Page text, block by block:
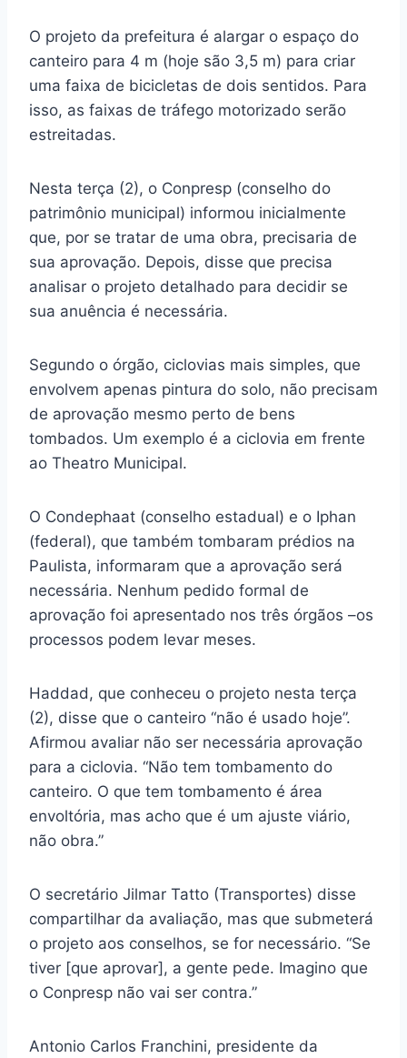
O projeto da prefeitura é alargar o espaço do
canteiro para 4 m (hoje são 3,5 m) para criar
uma faixa de bicicletas de dois sentidos. Para
isso, as faixas de tráfego motorizado serão
estreitadas.
Nesta terça (2), o Conpresp (conselho do
patrimônio municipal) informou inicialmente
que, por se tratar de uma obra, precisaria de
sua aprovação. Depois, disse que precisa
analisar o projeto detalhado para decidir se
sua anuência é necessária.
Segundo o órgão, ciclovias mais simples, que
envolvem apenas pintura do solo, não precisam
de aprovação mesmo perto de bens
tombados. Um exemplo é a ciclovia em frente
ao Theatro Municipal.
O Condephaat (conselho estadual) e o Iphan
(federal), que também tombaram prédios na
Paulista, informaram que a aprovação será
necessária. Nenhum pedido formal de
aprovação foi apresentado nos três órgãos –os
processos podem levar meses.
Haddad, que conheceu o projeto nesta terça
(2), disse que o canteiro “não é usado hoje”.
Afirmou avaliar não ser necessária aprovação
para a ciclovia. “Não tem tombamento do
canteiro. O que tem tombamento é área
envoltória, mas acho que é um ajuste viário,
não obra.”
O secretário Jilmar Tatto (Transportes) disse
compartilhar da avaliação, mas que submeterá
o projeto aos conselhos, se for necessário. “Se
tiver [que aprovar], a gente pede. Imagino que
o Conpresp não vai ser contra.”
Antonio Carlos Franchini, presidente da